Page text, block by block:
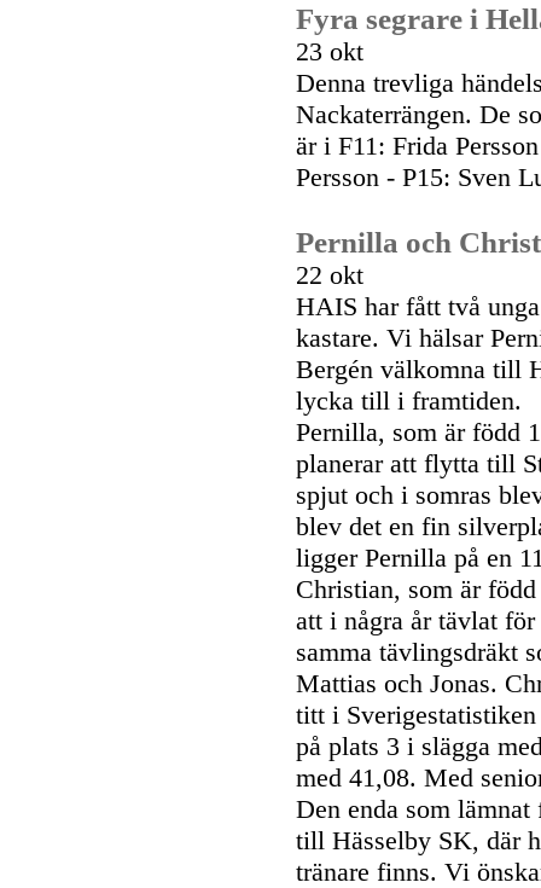
Fyra segrare i
23 okt
Denna trevliga
Nackaterrängen. De
är i F11: Frida
Persson - P15: Sven
Pernilla och
22 okt
HAIS har fått två
kastare. Vi hälsar
Bergén välkomna till
lycka till i framtiden.
Pernilla, som är född
planerar att flytta till
spjut och i somras
blev det en fin
ligger Pernilla på en
Christian, som är
att i några år tävlat
samma tävlingsdräkt
Mattias och Jonas.
titt i
på plats 3 i slägga
med 41,08. Med
Den enda som
till Hässelby SK, där
tränare finns. Vi